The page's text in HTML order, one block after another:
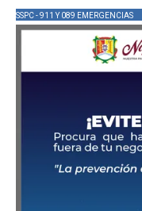
SSPC - 911 Y 089 EMERGENCIAS